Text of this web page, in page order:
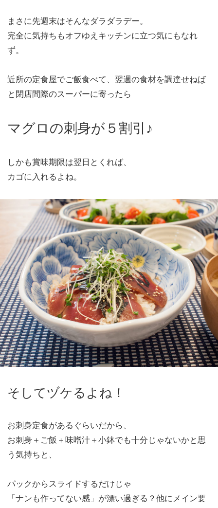
まさに先週末はそんなダラダラデー。
完全に気持ちもオフゆえキッチンに立つ気にもなれ
ず。
近所の定食屋でご飯食べて、翌週の食材を調達せねば
と閉店間際のスーパーに寄ったら
マグロの刺身が５割引♪
しかも賞味期限は翌日とくれば、
カゴに入れるよね。
そしてヅケるよね！
お刺身定食があるぐらいだから、
お刺身＋ご飯＋味噌汁＋小鉢でも十分じゃないかと思
う気持ちと、
パックからスライドするだけじゃ
「ナンも作ってない感」が漂い過ぎる？他にメイン要